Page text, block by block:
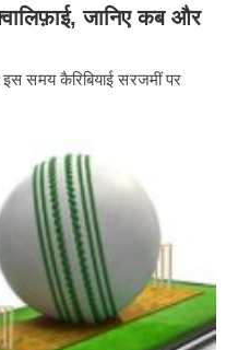
जानिए कब और
समय कैरिबियाई सरजमीं पर